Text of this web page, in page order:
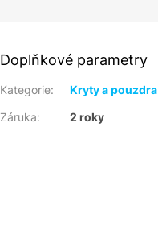
Doplňkové parametry
Kategorie:
Kryty a pouzdra
Záruka: 2 roky